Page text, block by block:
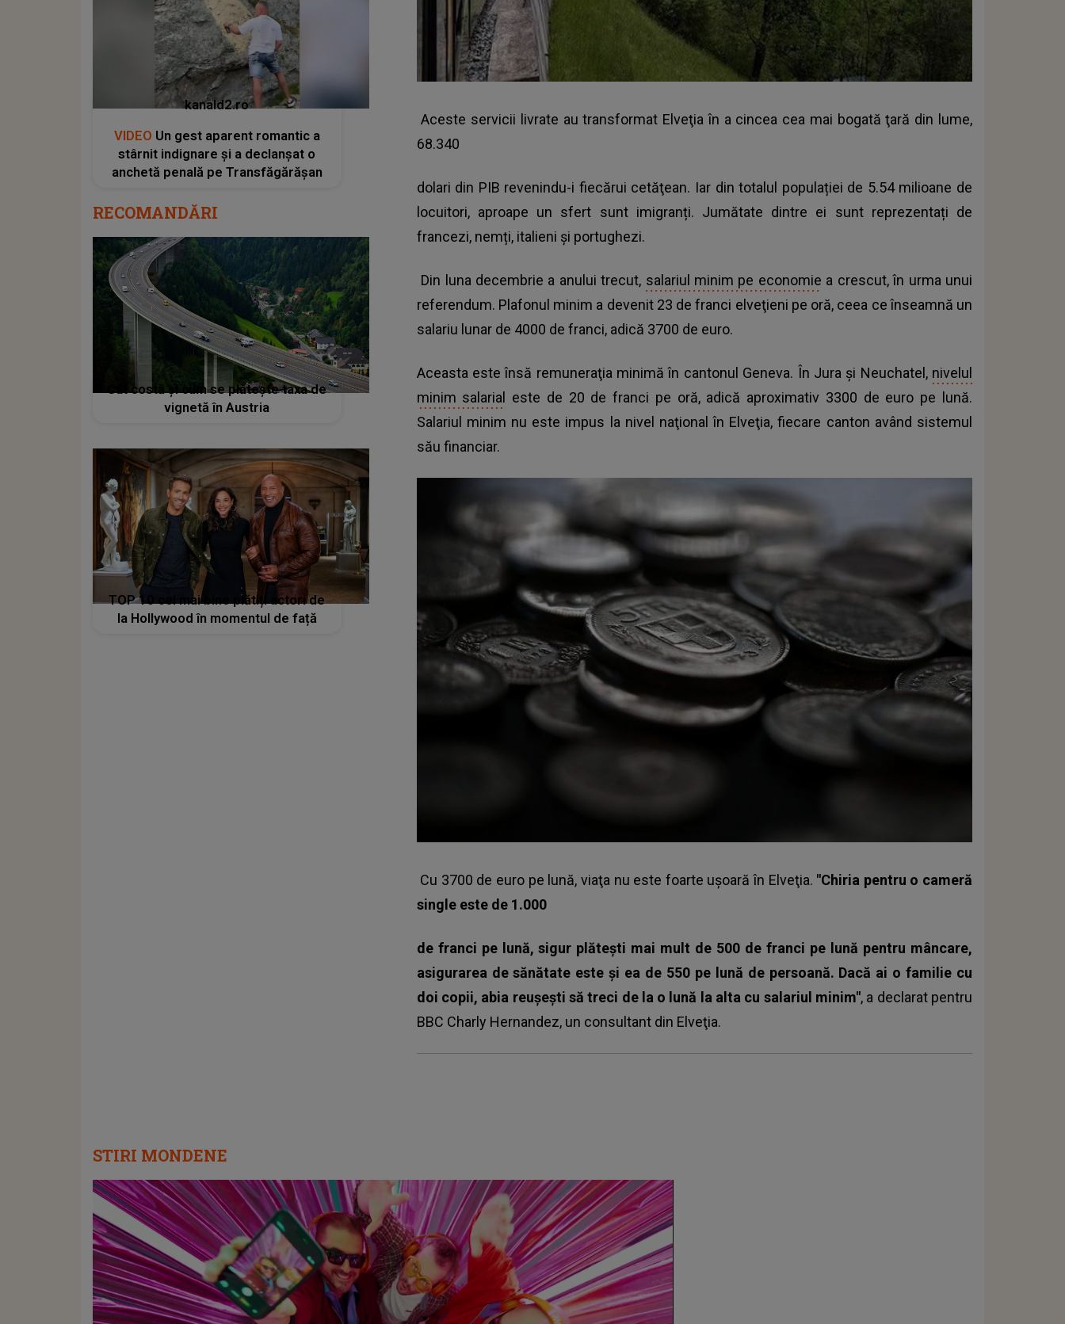
Aceste servicii livrate au transformat Elveţia în a cincea cea mai bogată ţară din lume,
68.340
dolari din PIB revenindu-i fiecărui cetăţean. Iar din totalul populației de 5.54 milioane de
locuitori, aproape un sfert sunt imigranți. Jumătate dintre ei sunt reprezentați de
francezi, nemți, italieni și portughezi.
Din luna decembrie a anului trecut, salariul minim pe economie a crescut, în urma unui
referendum. Plafonul minim a devenit 23 de franci elveţieni pe oră, ceea ce înseamnă un
salariu lunar de 4000 de franci, adică 3700 de euro.
Aceasta este însă remuneraţia minimă în cantonul Geneva. În Jura și Neuchatel, nivelul
minim salarial
este de 20 de franci pe oră, adică aproximativ 3300 de euro pe lună.
Salariul minim nu este impus la nivel naţional în Elveţia, fiecare canton având sistemul
său financiar.
Cu 3700 de euro pe lună, viaţa nu este foarte uşoară în Elveţia. "Chiria pentru o cameră
single este de 1.000
de franci pe lună, sigur plătești mai mult de 500 de franci pe lună pentru mâncare,
asigurarea de sănătate este și ea de 550 pe lună de persoană. Dacă ai o familie cu
doi copii, abia reușești să treci de la o lună la alta cu salariul minim", a declarat pentru
BBC Charly Hernandez, un consultant din Elveţia.
kanald2.ro
VIDEO Un gest aparent romantic a
stârnit indignare și a declanșat o
anchetă penală pe Transfăgărășan
RECOMANDĂRI
Cât costă și cum se plătește taxa de
vignetă în Austria
TOP 10 cel mai bine plătiți actori de
la Hollywood în momentul de față
STIRI MONDENE